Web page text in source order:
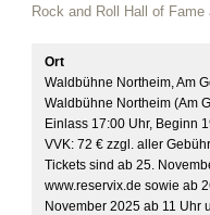
Rock and Roll Hall of Fame
Ort
Waldbühne Northeim, Am
Waldbühne Northeim (Am
Einlass 17:00 Uhr, Beginn
VVK: 72 € zzgl. aller
Tickets sind ab 25.
www.reservix.de sowie ab
November 2025 ab 11 Uhr